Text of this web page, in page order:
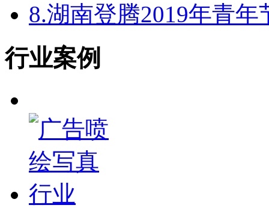
8.湖南登腾2019年青
行业案例